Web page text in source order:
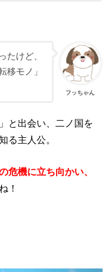
フッちゃん
たけど、
移モノ」
と出会い、二ノ国を
る主人公。
危機に立ち向かい、
ね！